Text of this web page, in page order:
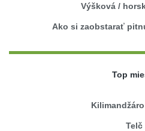
Výšková /
Ako si zaobstarať
Top
Telč